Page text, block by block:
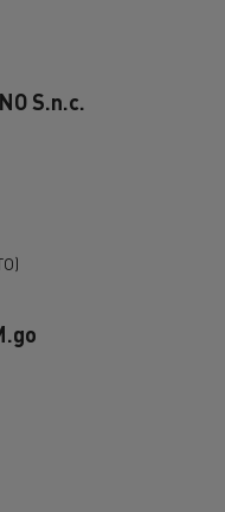
S.n.c.